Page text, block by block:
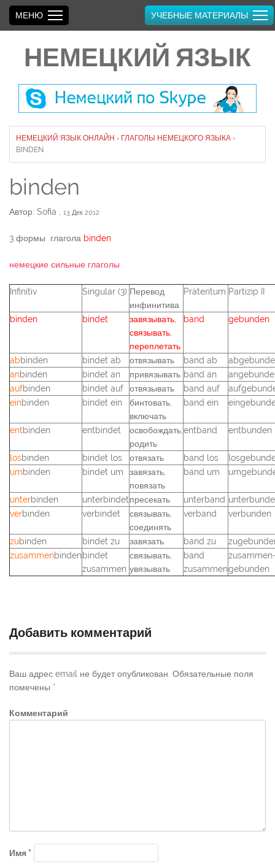
НЕМЕЦКИЙ ЯЗЫК
МЕНЮ УЧЕБНЫЕ МАТЕРИАЛЫ
НЕМЕЦКИЙ ЯЗЫК ОНЛАЙН › ГЛАГОЛЫ НЕМЕЦКОГО ЯЗЫКА ›
BINDEN
binden
Автор: Sofia , 13 Дек 2012
3 формы глагола binden
немецкие сильные глаголы
Infinitiv Singular (3) Перевод
инфинитива
Präteritum Partizip II
binden bindet
завязывать,
связывать,
переплетать
band gebunden
abbinden bindet ab отвязывать band ab
anbinden bindet an привязывать band an
aufbinden bindet auf отвязывать band auf
einbinden bindet ein
бинтовать,
включать
band ein
entbinden entbindet
освобождать;
родить
entband entbunden
losbinden bindet los отвязать band los
umbinden bindet um
завязать,
повязать
band um
unterbinden unterbindetпресекать unterband
verbinden verbindet
связывать,
соединять
verband verbunden
zubinden bindet zu завязать band zu
zusammenbindenbindet
zusammen
связывать,
увязывать
band
zusammengebunden
Добавить комментарий
Ваш адрес email не будет опубликован. Обязательные поля
помечены *
Комментарий
Имя*